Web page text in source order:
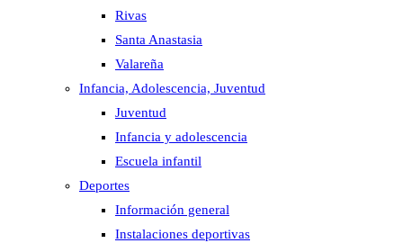
Rivas
Santa Anastasia
Valareña
Infancia, Adolescencia, Juventud
Juventud
Infancia y adolescencia
Escuela infantil
Deportes
Información general
Instalaciones deportivas